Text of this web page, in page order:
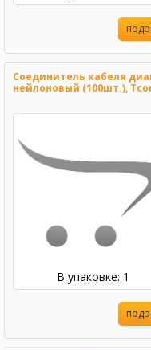
Соединитель кабеля
нейлоновый (100шт.),
В упаковке: 1